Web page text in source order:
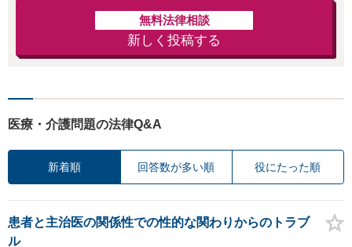
無料法律相談
新しく投稿する
医療・介護問題の法律Q&A
新着順 回答数が多い順 役にたった順
患者と主治医の関係性での性的な関わりからのトラブ
ル